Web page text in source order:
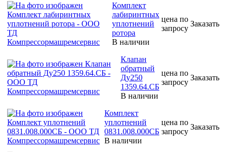
Комплект
лабиринтных
уплотнений
ротора
В наличии
цена по
запросу
Заказать
Клапан
обратный
Ду250
1359.64.СБ
В наличии
цена по
запросу
Заказать
Комплект
уплотнений
0831.008.000СБ
В наличии
цена по
запросу
Заказать